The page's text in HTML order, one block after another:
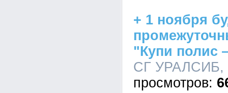
+ 1 ноября
"Купи полис
СГ УРАЛСИБ,